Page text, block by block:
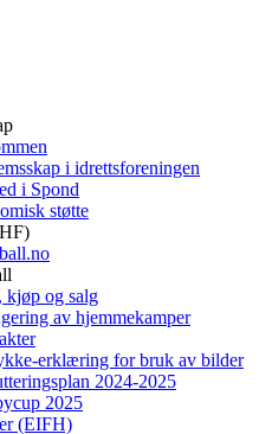
i idrettsforeningen
i Spond
støtte
kjøp og salg
av hjemmekamper
erklæring for bruk av bilder
2024-2025
2025
(EIFH)